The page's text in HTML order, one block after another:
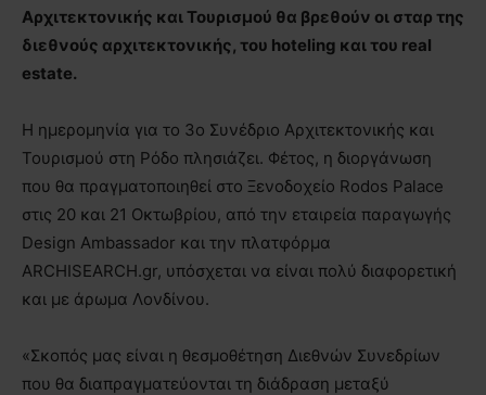
Αρχιτεκτονικής και Τουρισμού θα βρεθούν οι σταρ της
διεθνούς αρχιτεκτονικής, του hoteling και του real
estate.
Η ημερομηνία για το 3ο Συνέδριο Αρχιτεκτονικής και
Τουρισμού στη Ρόδο πλησιάζει. Φέτος, η διοργάνωση
που θα πραγματοποιηθεί στο Ξενοδοχείο Rodos Palace
στις 20 και 21 Οκτωβρίου, από την εταιρεία παραγωγής
Design Ambassador και την πλατφόρμα
ARCHISEARCH.gr, υπόσχεται να είναι πολύ διαφορετική
και με άρωμα Λονδίνου.
«Σκοπός μας είναι η θεσμοθέτηση Διεθνών Συνεδρίων
που θα διαπραγματεύονται τη διάδραση μεταξύ